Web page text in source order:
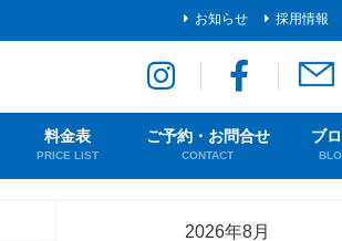
お知らせ 採用情報
料金表
PRICE LIST
ご予約・お問合せ
CONTACT
ブ
2026年8月